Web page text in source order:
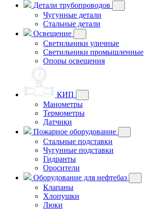
Детали трубопроводов
Чугунные детали
Стальные детали
Освещение
Светильники уличные
Светильники промышленные
Опоры освещения
КИП
Манометры
Термометры
Датчики
Пожарное оборудование
Стальные подставки
Чугунные подставки
Гидранты
Оросители
Оборудование для нефтебаз
Клапаны
Хлопушки
Люки